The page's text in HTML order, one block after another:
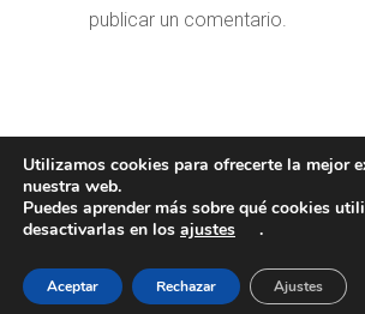
publicar un comentario.
POLÍTICA DE COOKIES -
VALERORIOJA
Utilizamos cookies para ofrecerte la mejor
nuestra web.
Puedes aprender más sobre qué cookies
desactivarlas en los ajustes .
Aceptar Rechazar Ajustes